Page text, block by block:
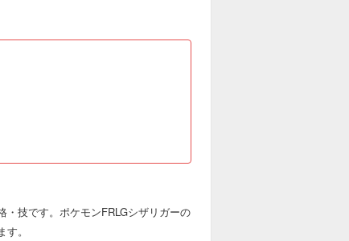
技です。ポケモンFRLGシザリガーの
。